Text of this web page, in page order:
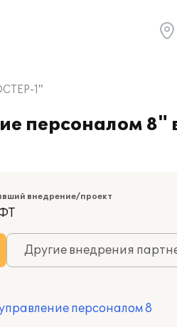
1"
персоналом
внедрение/проект
Другие внедрения
персоналом 8